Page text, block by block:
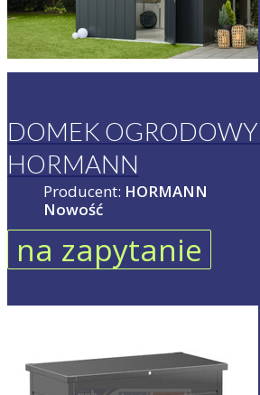
DOMEK
HORMANN
Producent: HORMANN
Nowość
na zapytanie